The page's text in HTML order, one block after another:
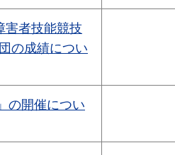
害者技能競技
の成績につい
の開催につい